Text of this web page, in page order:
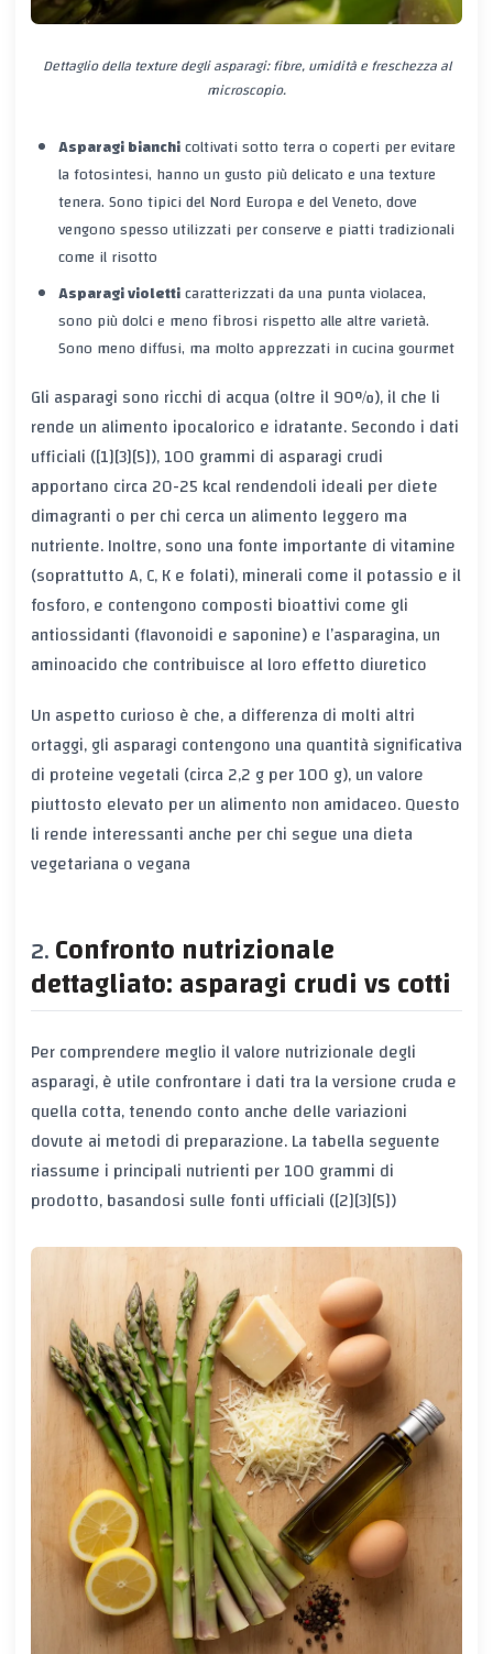
Dettaglio della texture degli asparagi: fibre, umidità e freschezza al
microscopio.
Asparagi bianchicoltivati sotto terra o coperti per evitare
la fotosintesi, hanno un gusto più delicato e una texture
tenera. Sono tipici del Nord Europa e del Veneto, dove
vengono spesso utilizzati per conserve e piatti tradizionali
come il risotto
Asparagi violetticaratterizzati da una punta violacea,
sono più dolci e meno fibrosi rispetto alle altre varietà.
Sono meno diffusi, ma molto apprezzati in cucina gourmet
Gli asparagi sono ricchi di acqua (oltre il 90%), il che li
rende un alimento ipocalorico e idratante. Secondo i dati
ufficiali ([1][3][5]), 100 grammi di asparagi crudi
apportano circa 20-25 kcalrendendoli ideali per diete
dimagranti o per chi cerca un alimento leggero ma
nutriente. Inoltre, sono una fonte importante di vitamine
(soprattutto A, C, K e folati), minerali come il potassio e il
fosforo, e contengono composti bioattivi come gli
antiossidanti (flavonoidi e saponine) e l’asparagina, un
aminoacido che contribuisce al loro effetto diuretico
Un aspetto curioso è che, a differenza di molti altri
ortaggi, gli asparagi contengono una quantità significativa
di proteine vegetali (circa 2,2 g per 100 g), un valore
piuttosto elevato per un alimento non amidaceo. Questo
li rende interessanti anche per chi segue una dieta
vegetariana o vegana
Confronto nutrizionale
dettagliato: asparagi crudi vs cotti
Per comprendere meglio il valore nutrizionale degli
asparagi, è utile confrontare i dati tra la versione cruda e
quella cotta, tenendo conto anche delle variazioni
dovute ai metodi di preparazione. La tabella seguente
riassume i principali nutrienti per 100 grammi di
prodotto, basandosi sulle fonti ufficiali ([2][3][5])